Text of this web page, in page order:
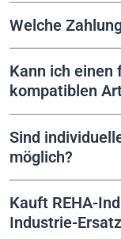
Welche
Kann ich
kompatiblen
Sind
möglich?
Kauft REHA-
Industrie-